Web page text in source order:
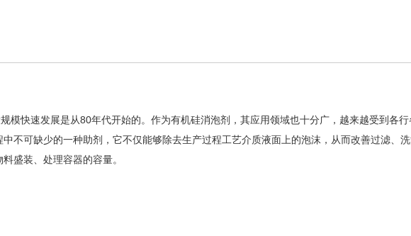
速发展是从80年代开始的。作为有机硅消泡剂，其应用领域也十分广，越来越受到各行
不可缺少的一种助剂，它不仅能够除去生产过程工艺介质液面上的泡沫，从而改善过滤、
盛装、处理容器的容量。